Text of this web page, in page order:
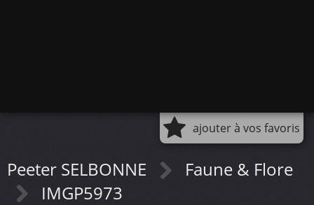
ajouter à vos favoris
Peeter SELBONNE
Faune & Flore
IMGP5973